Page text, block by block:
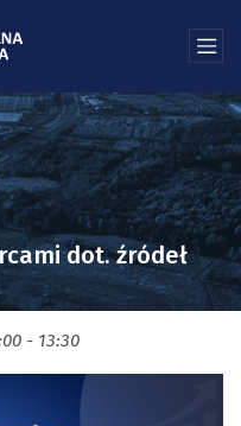
dot. źródeł
- 13:30